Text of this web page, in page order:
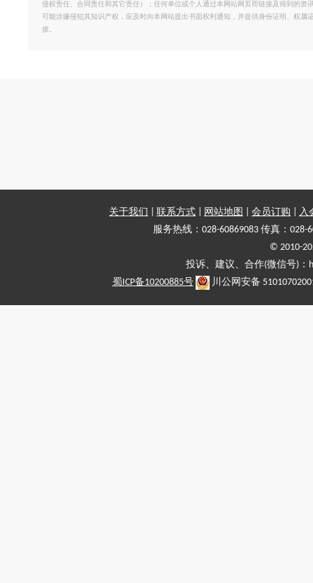
侵权责任、合同责任和其它责任）；任何单位或个人通过本网站网页而链接及得到的
可能涉嫌侵犯其知识产权，应及时向本网站提出书面权利通知，并提供身份证明、权
接。
关于我们 联系方式 网站地图 会员订购
入
服务热线：028-60869083 传真：028-
© 2010-
投诉、建议、合作(微信号)
蜀ICP备10200885号
川公网安备